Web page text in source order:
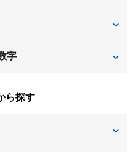
大冠町
竹の内町
中宮本町
字
ら探す